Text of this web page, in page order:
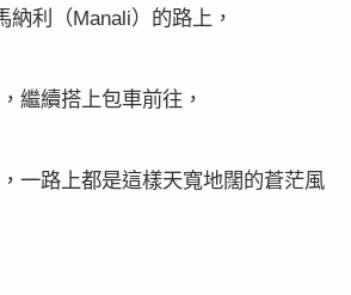
納利（Manali）的路上，
繼續搭上包車前往，
一路上都是這樣天寬地闊的蒼茫風